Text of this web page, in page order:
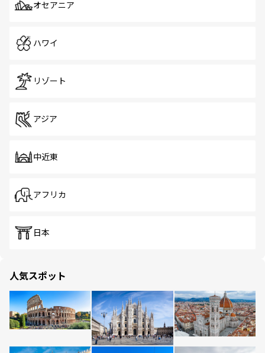
オセアニア
ハワイ
リゾート
アジア
中近東
アフリカ
日本
人気スポット